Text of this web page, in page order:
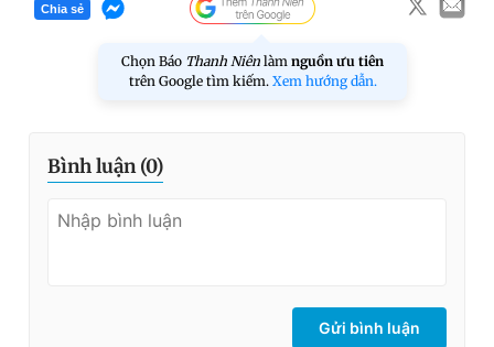
Chia sẻ
Chọn Báo Thanh Niên làm nguồn ưu tiên
trên Google tìm kiếm. Xem hướng dẫn.
Bình luận (0)
Gửi bình luận